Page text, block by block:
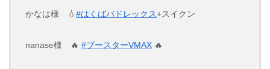
かなは様 💧#はくばバドレックス+スイクン
nanase様 🔥#ブースターVMAX 🔥